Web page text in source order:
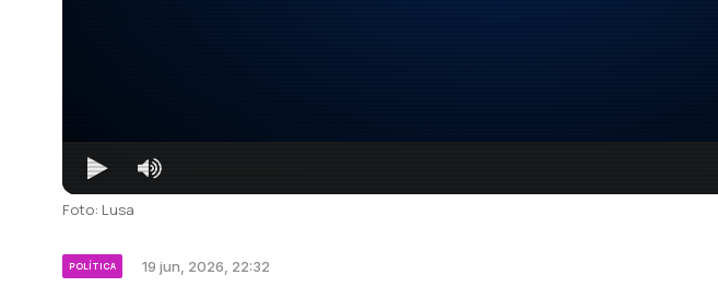
Foto: Lusa
POLÍTICA 19 jun, 2026, 22:32